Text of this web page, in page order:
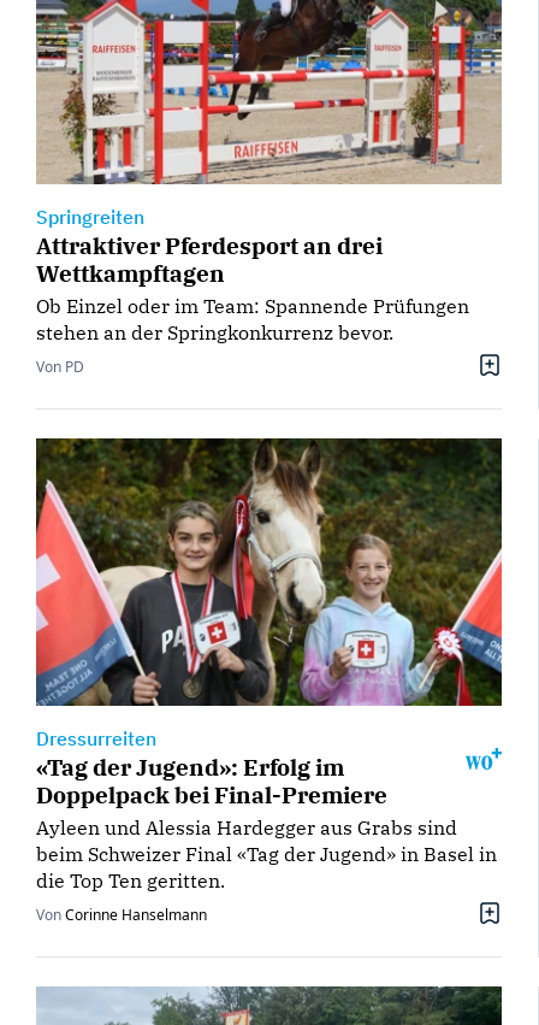
Springreiten
Attraktiver Pferdesport an drei
Wettkampftagen
Ob Einzel oder im Team: Spannende Prüfungen
stehen an der Springkonkurrenz bevor.
Von PD
Dressurreiten
«Tag der Jugend»: Erfolg im
Doppelpack bei Final-Premiere
Ayleen und Alessia Hardegger aus Grabs sind
beim Schweizer Final «Tag der Jugend» in Basel in
die Top Ten geritten.
VonCorinne Hanselmann